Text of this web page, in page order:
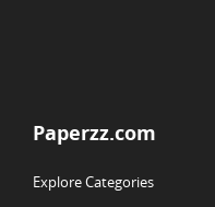
Paperzz.com
Explore Categories